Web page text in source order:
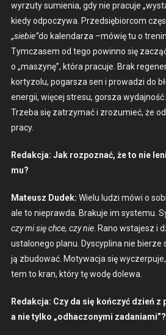
wyrzu­ty sum­ienia, gdy nie pracu­je
kiedy odpoczy­wa. Przed­siębior­com
„siebie”do kalen­darza –mówię tu o
Tym­cza­sem od tego powin­no się
o „maszynę”, która pracu­je. Brak
korty­zolu, pog­a­rsza sen i prowadzi do
energii, więcej stre­su, gorsza wyda­jność.
Trze­ba się zatrzy­mać i zrozu­mieć, że
pra­cy.
Redakc­ja: Jak rozpoz­nać, że to nie
mu?
Mateusz Dudek: Wielu ludzi mówi o
ale to niepraw­da. Braku­je im sys­te­mu.
czy mi się chce, czy nie. Rano wsta­jesz i
ustalonego planu. Dyscy­plina nie bierze
ją zbu­dować. Motywac­ja się
tem to kran, który tę wodę dole­wa.
Redakc­ja: Czy da się kończyć dzień z
a nie tylko „odhac­zony­mi zada­ni­a­mi”?